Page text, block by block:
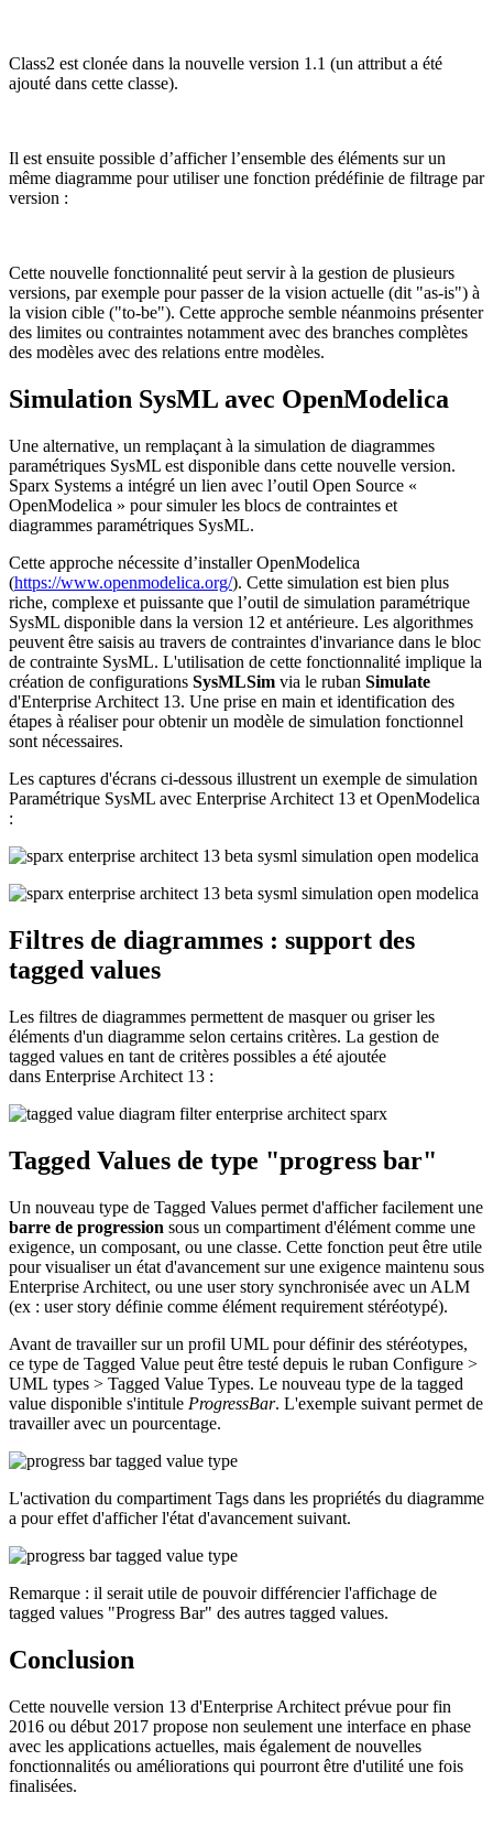
Class2 est clonée dans la nouvelle version 1.1 (un attribut a été
ajouté dans cette classe).
Il est ensuite possible d’afficher l’ensemble des éléments sur un
même diagramme pour utiliser une fonction prédéfinie de filtrage par
version :
Cette nouvelle fonctionnalité peut servir à la gestion de plusieurs
versions, par exemple pour passer de la vision actuelle (dit "as-is") à
la vision cible ("to-be"). Cette approche semble néanmoins présenter
des limites ou contraintes notamment avec des branches complètes
des modèles avec des relations entre modèles.
Simulation SysML avec OpenModelica
Une alternative, un remplaçant à la simulation de diagrammes
paramétriques SysML est disponible dans cette nouvelle version.
Sparx Systems a intégré un lien avec l’outil Open Source «
OpenModelica » pour simuler les blocs de contraintes et
diagrammes paramétriques SysML.
Cette approche nécessite d’installer OpenModelica
(https://www.openmodelica.org/). Cette simulation est bien plus
riche, complexe et puissante que l’outil de simulation paramétrique
SysML disponible dans la version 12 et antérieure. Les algorithmes
peuvent être saisis au travers de contraintes d'invariance dans le bloc
de contrainte SysML. L'utilisation de cette fonctionnalité implique la
création de configurations SysMLSim via le ruban Simulate
d'Enterprise Architect 13. Une prise en main et identification des
étapes à réaliser pour obtenir un modèle de simulation fonctionnel
sont nécessaires.
Les captures d'écrans ci-dessous illustrent un exemple de simulation
Paramétrique SysML avec Enterprise Architect 13 et OpenModelica
:
Filtres de diagrammes : support des
tagged values
Les filtres de diagrammes permettent de masquer ou griser les
éléments d'un diagramme selon certains critères. La gestion de
tagged values en tant de critères possibles a été ajoutée
dans Enterprise Architect 13 :
Tagged Values de type "progress bar"
Un nouveau type de Tagged Values permet d'afficher facilement une
barre de progression sous un compartiment d'élément comme une
exigence, un composant, ou une classe. Cette fonction peut être utile
pour visualiser un état d'avancement sur une exigence maintenu sous
Enterprise Architect, ou une user story synchronisée avec un ALM
(ex : user story définie comme élément requirement stéréotypé).
Avant de travailler sur un profil UML pour définir des stéréotypes,
ce type de Tagged Value peut être testé depuis le ruban Configure >
UML types > Tagged Value Types. Le nouveau type de la tagged
value disponible s'intitule ProgressBar. L'exemple suivant permet de
travailler avec un pourcentage.
L'activation du compartiment Tags dans les propriétés du diagramme
a pour effet d'afficher l'état d'avancement suivant.
Remarque : il serait utile de pouvoir différencier l'affichage de
tagged values "Progress Bar" des autres tagged values.
Conclusion
Cette nouvelle version 13 d'Enterprise Architect prévue pour fin
2016 ou début 2017 propose non seulement une interface en phase
avec les applications actuelles, mais également de nouvelles
fonctionnalités ou améliorations qui pourront être d'utilité une fois
finalisées.